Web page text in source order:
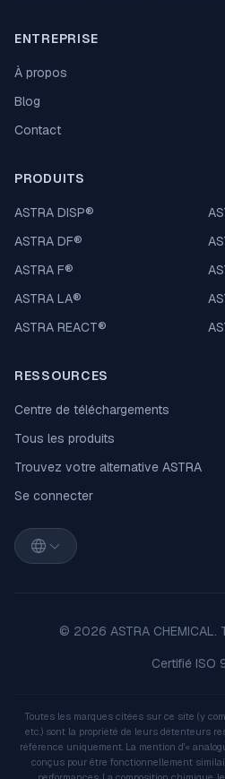
ENTREPRISE
À propos
Blog
Contact
PRODUITS
ASTRA DISP®
ASTRA DF®
ASTRA F®
ASTRA LA®
ASTRA REACT®
RESSOURCES
Centre de téléchargements
Tous les produits
Trouvez votre alternative ASTRA
Se connecter
© 2026 ASTRA CHEMICAL.
Certifié ISO
Toutes les marques citées sur ce site (y
etc.) sont la propriété de leurs détenteurs
référence uniquement. La mention d'«
conçus pour être fonctionnellement